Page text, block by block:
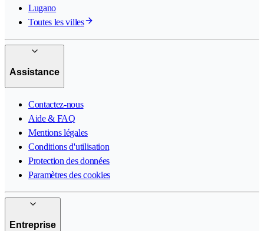
Lugano
Toutes les villes
Assistance
Contactez-nous
Aide & FAQ
Mentions légales
Conditions d'utilisation
Protection des données
Paramètres des cookies
Entreprise